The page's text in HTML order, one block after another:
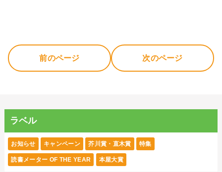
前のページ 次のページ
ラベル
お知らせ キャンペーン 芥川賞・直木賞 特集
読書メーター OF THE YEAR 本屋大賞